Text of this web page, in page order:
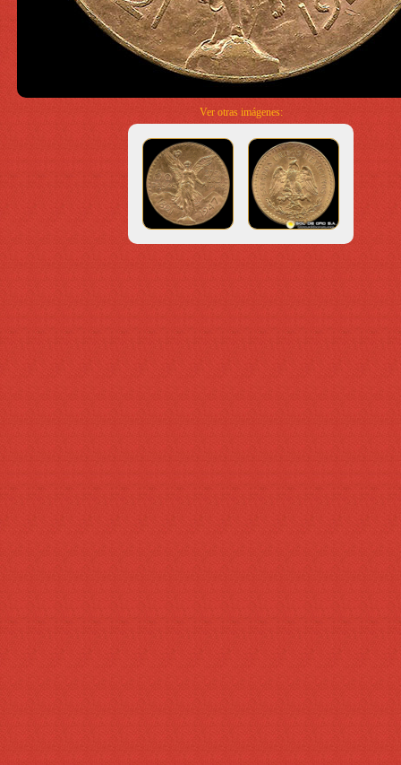
Ver otras imágenes: